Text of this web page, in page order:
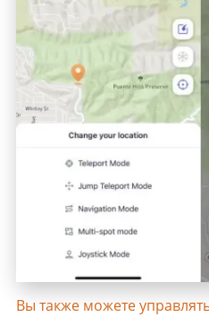
Вы также можете